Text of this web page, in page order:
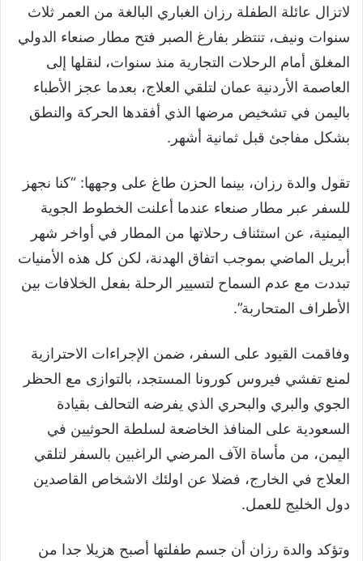
لاتزال عائلة الطفلة رزان الغباري البالغة من العمر ثلاث
سنوات ونيف، تنتظر بفارغ الصبر فتح مطار صنعاء الدولي
المغلق أمام الرحلات التجارية منذ سنوات، لنقلها إلى
العاصمة الأردنية عمان لتلقي العلاج، بعدما عجز الأطباء
باليمن في تشخيص مرضها الذي أفقدها الحركة والنطق
بشكل مفاجئ قبل ثمانية أشهر.
تقول والدة رزان، بينما الحزن طاغ على وجهها: “كنا نجهز
للسفر عبر مطار صنعاء عندما أعلنت الخطوط الجوية
اليمنية، عن استئناف رحلاتها من المطار في أواخر شهر
أبريل الماضي بموجب اتفاق الهدنة، لكن كل هذه الأمنيات
تبددت مع عدم السماح لتسيير الرحلة بفعل الخلافات بين
الأطراف المتحاربة”.
وفاقمت القيود على السفر، ضمن الإجراءات الاحترازية
لمنع تفشي فيروس كورونا المستجد، بالتوازى مع الحظر
الجوي والبري والبحري الذي يفرضه التحالف بقيادة
السعودية على المنافذ الخاضعة لسلطة الحوثيين في
اليمن، من مأساة الآف المرضي الراغبين بالسفر لتلقي
العلاج في الخارج، فضلا عن اولئك الاشخاص القاصدين
دول الخليج للعمل.
وتؤكد والدة رزان أن جسم طفلتها أصبح هزيلا جدا من